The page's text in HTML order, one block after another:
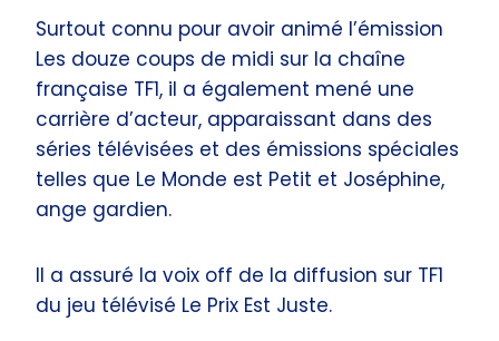
Surtout connu pour avoir animé l’émission
Les douze coups de midi sur la chaîne
française TF1, il a également mené une
carrière d’acteur, apparaissant dans des
séries télévisées et des émissions spéciales
telles que Le Monde est Petit et Joséphine,
ange gardien.
Il a assuré la voix off de la diffusion sur TF1
du jeu télévisé Le Prix Est Juste.